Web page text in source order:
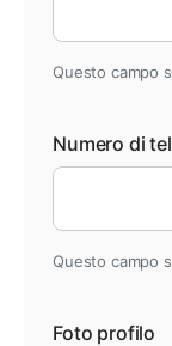
Questo campo
Numero di
Questo campo
Foto profilo